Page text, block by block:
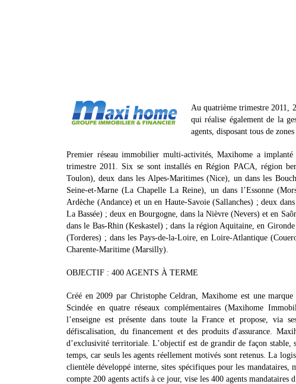
Au quatrième trimestre 2011,
qui réalise également de la
agents, disposant tous de
Premier réseau immobilier multi-activités, Maxihome a
trimestre 2011. Six se sont installés en Région PACA, région
Toulon), deux dans les Alpes-Maritimes (Nice), un dans les
Seine-et-Marne (La Chapelle La Reine), un dans l’Essonne
Ardèche (Andance) et un en Haute-Savoie (Sallanches) ; deux
La Bassée) ; deux en Bourgogne, dans la Nièvre (Nevers) et en
dans le Bas-Rhin (Keskastel) ; dans la région Aquitaine, en
(Torderes) ; dans les Pays-de-la-Loire, en Loire-Atlantique
Charente-Maritime (Marsilly).
OBJECTIF : 400 AGENTS À TERME
Créé en 2009 par Christophe Celdran, Maxihome est une
Scindée en quatre réseaux complémentaires (Maxihome
l’enseigne est présente dans toute la France et propose, via
défiscalisation, du financement et des produits d'assurance.
d’exclusivité territoriale. L’objectif est de grandir de façon
temps, car seuls les agents réellement motivés sont retenus. La
clientèle développé interne, sites spécifiques pour les
compte 200 agents actifs à ce jour, vise les 400 agents mandataires